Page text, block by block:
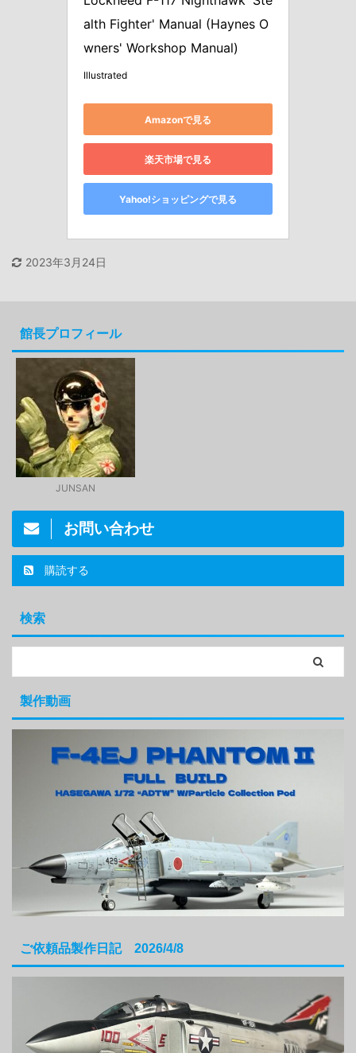
alth Fighter' Manual (Haynes O
wners' Workshop Manual)
Illustrated
Amazonで見る
楽天市場で見る
Yahoo!ショッピングで見る
2023年3月24日
館長プロフィール
JUNSAN
お問い合わせ
購読する
検索
製作動画
ご依頼品製作日記 2026/4/8